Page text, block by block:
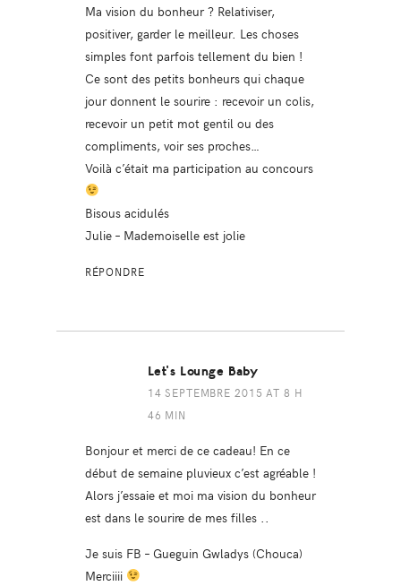
Ma vision du bonheur ? Relativiser,
positiver, garder le meilleur. Les choses
simples font parfois tellement du bien !
Ce sont des petits bonheurs qui chaque
jour donnent le sourire : recevoir un colis,
recevoir un petit mot gentil ou des
compliments, voir ses proches…
Voilà c’était ma participation au concours
Bisous acidulés
Julie – Mademoiselle est jolie
RÉPONDRE
Let's Lounge Baby
14 SEPTEMBRE 2015 AT 8 H
46 MIN
Bonjour et merci de ce cadeau! En ce
début de semaine pluvieux c’est agréable !
Alors j’essaie et moi ma vision du bonheur
est dans le sourire de mes filles ..
Je suis FB – Gueguin Gwladys (Chouca)
Merciiii